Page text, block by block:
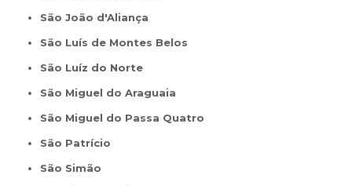
São João d'Aliança
São Luís de Montes Belos
São Luíz do Norte
São Miguel do Araguaia
São Miguel do Passa Quatro
São Patrício
São Simão